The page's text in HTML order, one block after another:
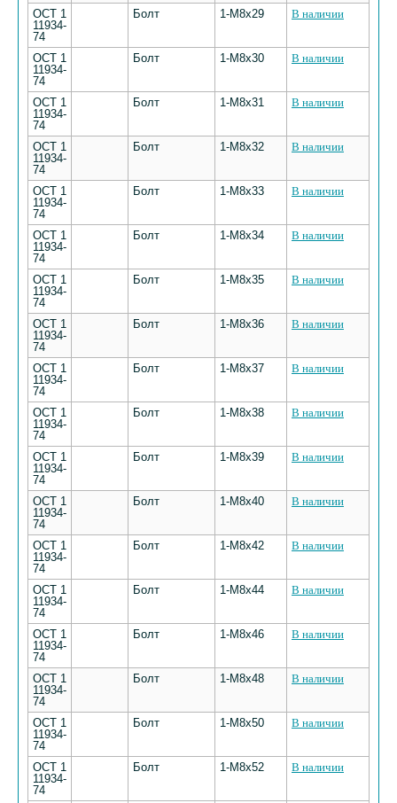
ОСТ 1
11934-
74
Болт 1-М8х29 В наличии
ОСТ 1
11934-
74
Болт 1-М8х30 В наличии
ОСТ 1
11934-
74
Болт 1-М8х31 В наличии
ОСТ 1
11934-
74
Болт 1-М8х32 В наличии
ОСТ 1
11934-
74
Болт 1-М8х33 В наличии
ОСТ 1
11934-
74
Болт 1-М8х34 В наличии
ОСТ 1
11934-
74
Болт 1-М8х35 В наличии
ОСТ 1
11934-
74
Болт 1-М8х36 В наличии
ОСТ 1
11934-
74
Болт 1-М8х37 В наличии
ОСТ 1
11934-
74
Болт 1-М8х38 В наличии
ОСТ 1
11934-
74
Болт 1-М8х39 В наличии
ОСТ 1
11934-
74
Болт 1-М8х40 В наличии
ОСТ 1
11934-
74
Болт 1-М8х42 В наличии
ОСТ 1
11934-
74
Болт 1-М8х44 В наличии
ОСТ 1
11934-
74
Болт 1-М8х46 В наличии
ОСТ 1
11934-
74
Болт 1-М8х48 В наличии
ОСТ 1
11934-
74
Болт 1-М8х50 В наличии
ОСТ 1
11934-
74
Болт 1-М8х52 В наличии